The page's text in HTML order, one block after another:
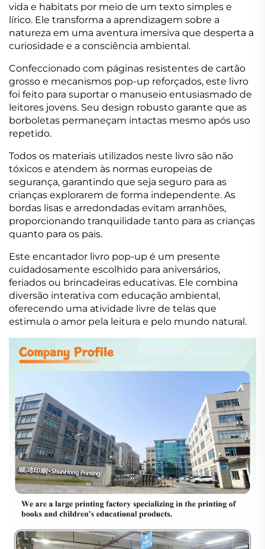
vida e habitats por meio de um texto simples e
lírico. Ele transforma a aprendizagem sobre a
natureza em uma aventura imersiva que desperta a
curiosidade e a consciência ambiental.
Confeccionado com páginas resistentes de cartão
grosso e mecanismos pop-up reforçados, este livro
foi feito para suportar o manuseio entusiasmado de
leitores jovens. Seu design robusto garante que as
borboletas permaneçam intactas mesmo após uso
repetido.
Todos os materiais utilizados neste livro são não
tóxicos e atendem às normas europeias de
segurança, garantindo que seja seguro para as
crianças explorarem de forma independente. As
bordas lisas e arredondadas evitam arranhões,
proporcionando tranquilidade tanto para as crianças
quanto para os pais.
Este encantador livro pop-up é um presente
cuidadosamente escolhido para aniversários,
feriados ou brincadeiras educativas. Ele combina
diversão interativa com educação ambiental,
oferecendo uma atividade livre de telas que
estimula o amor pela leitura e pelo mundo natural.